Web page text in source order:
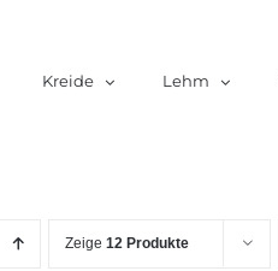
Kreide Lehm
Zeige 12 Produkte